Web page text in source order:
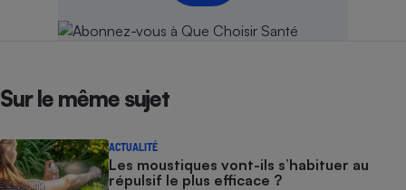
Sur le même sujet
ACTUALITÉ
Les moustiques vont-ils s’habituer au
répulsif le plus efficace ?